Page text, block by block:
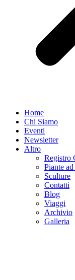
Home
Chi Siamo
Eventi
Newsletter
Altro
Registro
Piante
Sculture
Contatti
Blog
Viaggi
Archivio
Galleria